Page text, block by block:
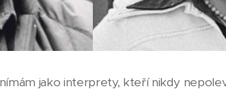
jako interprety, kteří nikdy